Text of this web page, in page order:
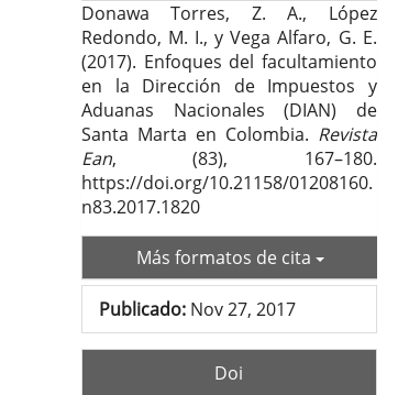
Donawa Torres, Z. A., López
Redondo, M. I., y Vega Alfaro, G. E.
(2017). Enfoques del facultamiento
en la Dirección de Impuestos y
Aduanas Nacionales (DIAN) de
Santa Marta en Colombia. Revista
Ean, (83), 167–180.
https://doi.org/10.21158/01208160.
n83.2017.1820
Más formatos de cita
Publicado: Nov 27, 2017
Doi